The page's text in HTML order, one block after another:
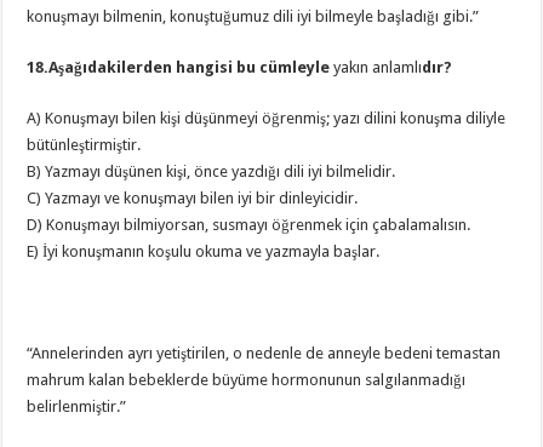
konuşmayı bilmenin, konuştuğumuz dili iyi bilmeyle başladığı gibi.”
18.Aşağıdakilerden hangisi bu cümleyleyakın anlamlıdır?
A) Konuşmayı bilen kişi düşünmeyi öğrenmiş; yazı dilini konuşma diliyle
bütünleştirmiştir.
B) Yazmayı düşünen kişi, önce yazdığı dili iyi bilmelidir.
C) Yazmayı ve konuşmayı bilen iyi bir dinleyicidir.
D) Konuşmayı bilmiyorsan, susmayı öğrenmek için çabalamalısın.
E) İyi konuşmanın koşulu okuma ve yazmayla başlar.
“Annelerinden ayrı yetiştirilen, o nedenle de anneyle bedeni temastan
mahrum kalan bebeklerde büyüme hormonunun salgılanmadığı
belirlenmiştir.”